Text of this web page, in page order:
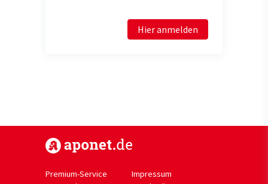
Hier anmelden
Premium-Service
Impressum